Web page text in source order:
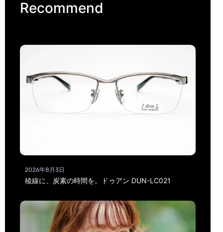
Recommend
2026年8月3日
稜線に、炭素の時間を。ドゥアン DUN-LC021